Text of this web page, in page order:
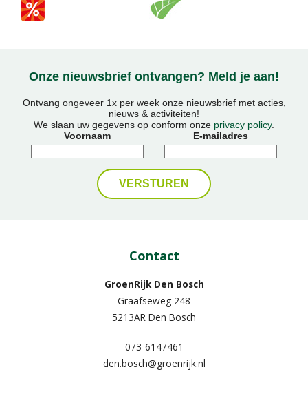
Onze nieuwsbrief ontvangen? Meld je aan!
Ontvang ongeveer 1x per week onze nieuwsbrief met acties,
nieuws & activiteiten!
We slaan uw gegevens op conform onze privacy policy.
Voornaam
E-mailadres
Contact
GroenRijk Den Bosch
Graafseweg 248
5213AR Den Bosch
073-6147461
den.bosch@groenrijk.nl